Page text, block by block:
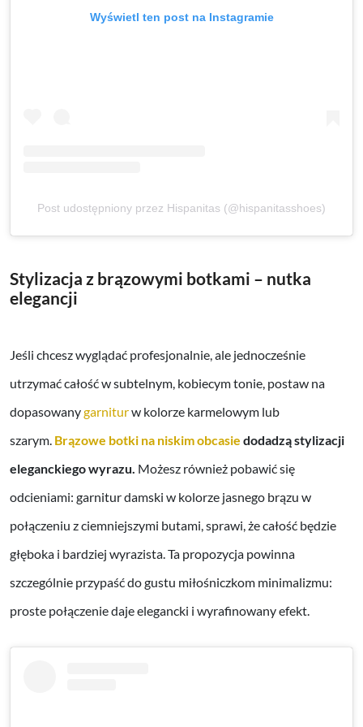
Wyświetl ten post na Instagramie
Post udostępniony przez Hispanitas (@hispanitasshoes)
Stylizacja z brązowymi botkami – nutka
elegancji
Jeśli chcesz wyglądać profesjonalnie, ale jednocześnie
utrzymać całość w subtelnym, kobiecym tonie, postaw na
dopasowanygarniturw kolorze karmelowym lub
szarym. Brązowe botki na niskim obcasie dodadzą stylizacji
eleganckiego wyrazu. Możesz również pobawić się
odcieniami: garnitur damski w kolorze jasnego brązu w
połączeniu z ciemniejszymi butami, sprawi, że całość będzie
głęboka i bardziej wyrazista. Ta propozycja powinna
szczególnie przypaść do gustu miłośniczkom minimalizmu:
proste połączenie daje elegancki i wyrafinowany efekt.